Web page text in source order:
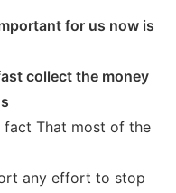
for us now is
collect the money
fact That most of the
any effort to stop